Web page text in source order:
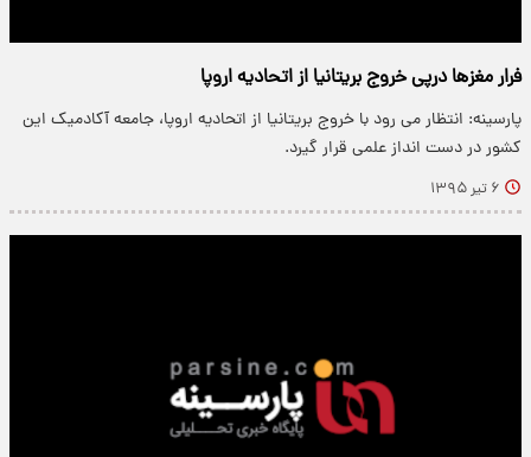
فرار مغزها درپی خروج بریتانیا از اتحادیه اروپا
پارسینه: انتظار می رود با خروج بریتانیا از اتحادیه اروپا، جامعه آکادمیک این
کشور در دست انداز علمی قرار گیرد.
۶ تیر ۱۳۹۵